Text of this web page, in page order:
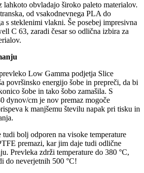
lahkoto obvladajo široko paleto materialov.
od vsakodnevnega PLA do
s steklenimi vlakni. Še posebej impresivna
C 63, zaradi česar so odlična izbira za
Low Gamma podjetja Slice
površinsko energijo šobe in prepreči, da bi
šobe in tako šobo zamašila. S
dynov/cm je nov premaz mogoče
k manjšemu številu napak pri tisku in
bolj odporen na visoke temperature
premazi, kar jim daje tudi odlične
Prevleka zdrži temperature do 380 °C,
do neverjetnih 500 °C!